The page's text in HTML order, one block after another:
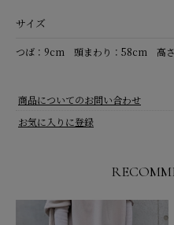
サイズ
つば：9cm 頭まわり：58cm 高
商品についてのお問い合わせ
お気に入りに登録